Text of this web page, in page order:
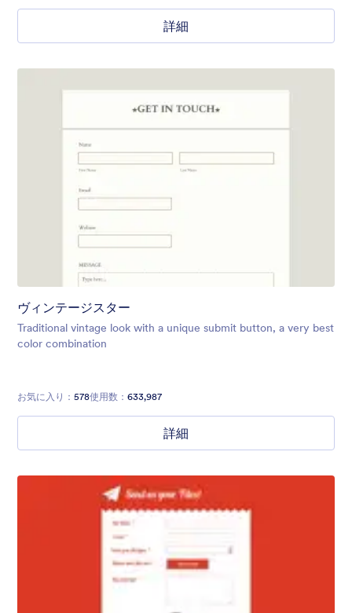
詳細
ヴィンテージスター
Traditional vintage look with a unique submit button, a very best
color combination
お気に入り： 578使用数： 633,987
詳細